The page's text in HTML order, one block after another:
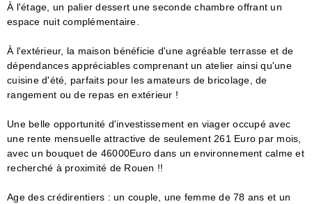
À l'étage, un palier dessert une seconde chambre offrant un
espace nuit complémentaire.
À l'extérieur, la maison bénéficie d'une agréable terrasse et de
dépendances appréciables comprenant un atelier ainsi qu'une
cuisine d'été, parfaits pour les amateurs de bricolage, de
rangement ou de repas en extérieur !
Une belle opportunité d'investissement en viager occupé avec
une rente mensuelle attractive de seulement 261 Euro par mois,
avec un bouquet de 46000Euro dans un environnement calme et
recherché à proximité de Rouen !!
Age des crédirentiers : un couple, une femme de 78 ans et un